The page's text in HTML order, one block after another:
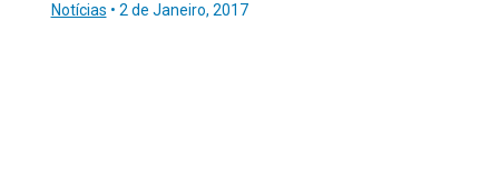
Notícias • 2 de Janeiro, 2017